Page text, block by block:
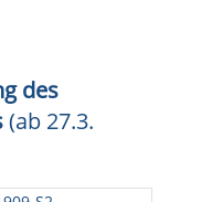
des
(ab 27.3.